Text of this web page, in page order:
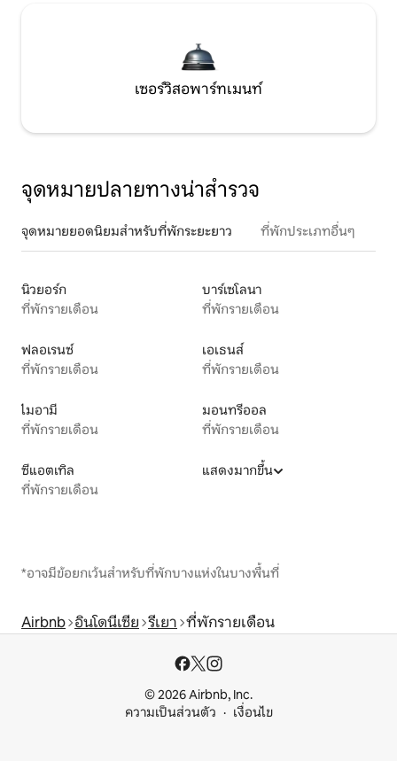
เซอร์วิสอพาร์ทเมนท์
จุดหมายปลายทางน่าสำรวจ
จุดหมายยอดนิยมสำหรับที่พักระยะยาว ที่พักประเภทอื่นๆ
นิวยอร์ก
ที่พักรายเดือน
บาร์เซโลนา
ที่พักรายเดือน
ฟลอเรนซ์
ที่พักรายเดือน
เอเธนส์
ที่พักรายเดือน
ไมอามี
ที่พักรายเดือน
มอนทรีออล
ที่พักรายเดือน
ซีแอตเทิล
ที่พักรายเดือน
แสดงมากขึ้น
*อาจมีข้อยกเว้นสำหรับที่พักบางแห่งในบางพื้นที่
Airbnb อินโดนีเซีย รีเยา ที่พักรายเดือน
© 2026 Airbnb, Inc.
ความเป็นส่วนตัว
เงื่อนไข